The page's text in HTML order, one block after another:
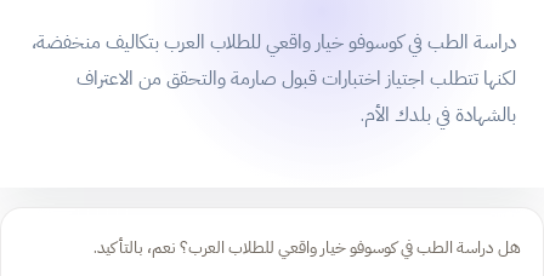
دراسة الطب في كوسوفو خيار واقعي للطلاب العرب بتكاليف منخفضة،
لكنها تتطلب اجتياز اختبارات قبول صارمة والتحقق من الاعتراف
بالشهادة في بلدك الأم.
هل دراسة الطب في كوسوفو خيار واقعي للطلاب العرب؟ نعم، بالتأكيد.